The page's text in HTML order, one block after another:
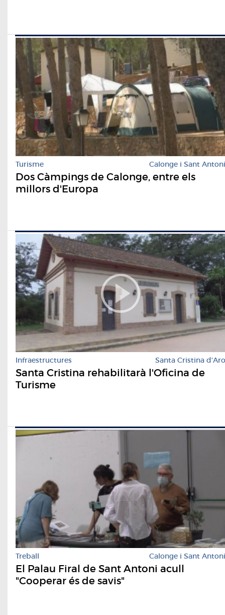
Turisme Calonge i Sant Antoni
Dos Càmpings de Calonge, entre els
millors d'Europa
Infraestructures Santa Cristina d'Aro
Santa Cristina rehabilitarà l'Oficina de
Turisme
Treball Calonge i Sant Antoni
El Palau Firal de Sant Antoni acull
"Cooperar és de savis"